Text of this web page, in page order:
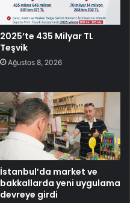
2025’te 435 Milyar TL
Teşvik
Ağustos 8, 2026
İstanbul’da market ve
bakkallarda yeni uygulama
devreye girdi